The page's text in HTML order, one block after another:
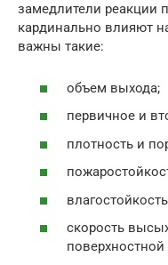
замедлители реакции
кардинально влияют
важны такие:
объем выхода;
первичное и
плотность и
скорость